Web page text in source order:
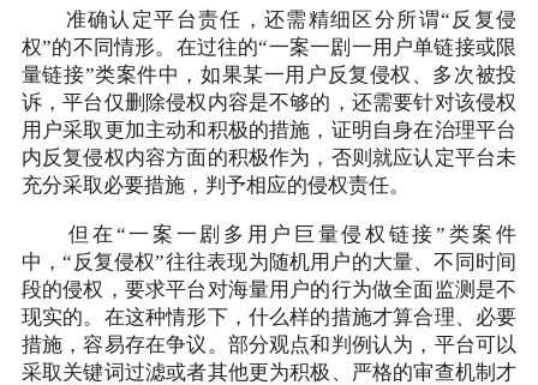
准确认定平台责任，还需精细区分所谓“反复侵
权”的不同情形。在过往的“一案一剧一用户单链接或限
量链接”类案件中，如果某一用户反复侵权、多次被投
诉，平台仅删除侵权内容是不够的，还需要针对该侵权
用户采取更加主动和积极的措施，证明自身在治理平台
内反复侵权内容方面的积极作为，否则就应认定平台未
充分采取必要措施，判予相应的侵权责任。
但在“一案一剧多用户巨量侵权链接”类案件
中，“反复侵权”往往表现为随机用户的大量、不同时间
段的侵权，要求平台对海量用户的行为做全面监测是不
现实的。在这种情形下，什么样的措施才算合理、必要
措施，容易存在争议。部分观点和判例认为，平台可以
采取关键词过滤或者其他更为积极、严格的审查机制才